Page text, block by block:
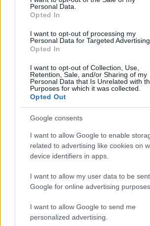
Personal Data.
Opted In
I want to opt-out of processing my
Personal Data for Targeted Advertising.
Opted In
I want to opt-out of Collection, Use,
Retention, Sale, and/or Sharing of my
Personal Data that Is Unrelated with
Purposes for which it was collected.
Opted Out
Google consents
I want to allow Google to enable
related to advertising like cookies on
device identifiers in apps.
I want to allow my user data to be
Google for online advertising purposes.
I want to allow Google to send me
personalized advertising.
#PARMA
Autópiac
Ford Transit
17 690 000 Ft
Hyundai
9 999 000